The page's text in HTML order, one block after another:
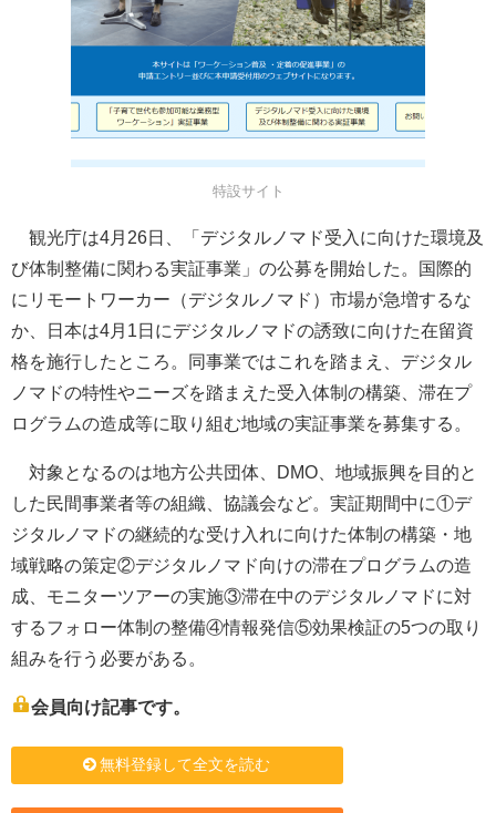
特設サイト
観光庁は4月26日、「デジタルノマド受入に向けた環境及
び体制整備に関わる実証事業」の公募を開始した。国際的
にリモートワーカー（デジタルノマド）市場が急増するな
か、日本は4月1日にデジタルノマドの誘致に向けた在留資
格を施行したところ。同事業ではこれを踏まえ、デジタル
ノマドの特性やニーズを踏まえた受入体制の構築、滞在プ
ログラムの造成等に取り組む地域の実証事業を募集する。
対象となるのは地方公共団体、DMO、地域振興を目的と
した民間事業者等の組織、協議会など。実証期間中に①デ
ジタルノマドの継続的な受け入れに向けた体制の構築・地
域戦略の策定②デジタルノマド向けの滞在プログラムの造
成、モニターツアーの実施③滞在中のデジタルノマドに対
するフォロー体制の整備④情報発信⑤効果検証の5つの取り
組みを行う必要がある。
会員向け記事です。
無料登録して全文を読む